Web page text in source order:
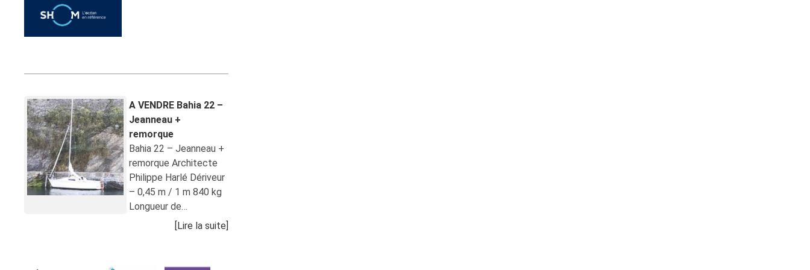
A VENDRE Bahia 22 –
Jeanneau +
remorque
Bahia 22 – Jeanneau +
remorque Architecte
Philippe Harlé Dériveur
– 0,45 m / 1 m 840 kg
Longueur de…
[Lire la suite]